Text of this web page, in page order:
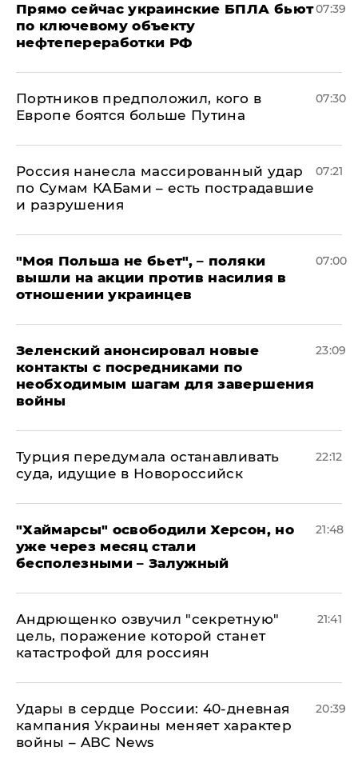
Прямо сейчас украинские БПЛА бьют
по ключевому объекту
нефтепереработки РФ
07:39
Портников предположил, кого в
Европе боятся больше Путина
07:30
Россия нанесла массированный удар
по Сумам КАБами – есть пострадавшие
и разрушения
07:21
"Моя Польша не бьет", – поляки
вышли на акции против насилия в
отношении украинцев
07:00
Зеленский анонсировал новые
контакты с посредниками по
необходимым шагам для завершения
войны
23:09
Турция передумала останавливать
суда, идущие в Новороссийск
22:12
"Хаймарсы" освободили Херсон, но
уже через месяц стали
бесполезными – Залужный
21:48
Андрющенко озвучил "секретную"
цель, поражение которой станет
катастрофой для россиян
21:41
Удары в сердце России: 40-дневная
кампания Украины меняет характер
войны – ABC News
20:39